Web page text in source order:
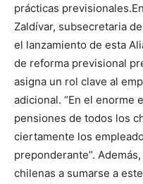
prácticas
Zaldívar, subsecretaria
el lanzamiento de esta
de reforma previsional
asigna un rol clave al
adicional. “En el enorme
pensiones de todos los
ciertamente los
preponderante”.
chilenas a sumarse a